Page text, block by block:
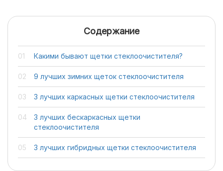
Содержание
Какими бывают щетки стеклоочистителя?
9 лучших зимних щеток стеклоочистителя
3 лучших каркасных щетки стеклоочистителя
3 лучших бескаркасных щетки
стеклоочистителя
3 лучших гибридных щетки стеклоочистителя